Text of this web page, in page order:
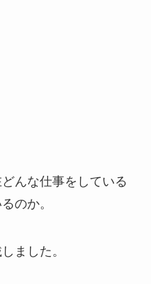
んな仕事をしている
のか。
ました。